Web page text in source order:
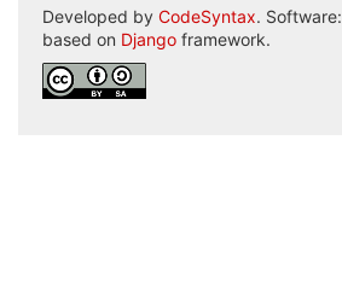
Developed by CodeSyntax. Software:
based on Django framework.